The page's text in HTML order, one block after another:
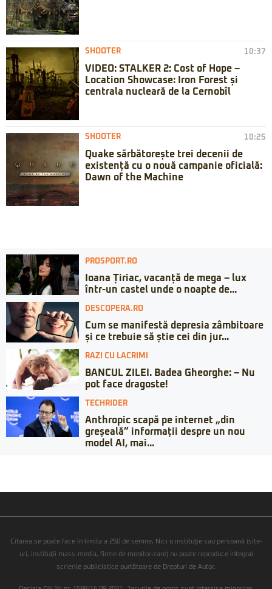
SHOOTER 10:37
VIDEO: STALKER 2: Cost of Hope –
Location Showcase: Iron Forest și
centrala nucleară de la Cernobîl
SHOOTER 10:25
Quake sărbătorește trei decenii de
existență cu o nouă campanie oficială:
Dawn of the Machine
PROSPORT.RO
Ioana Țiriac, vacanță de mega – lux
într-un castel unde o noapte de...
DESCOPERA.RO
Cum se manifestă depresia zâmbitoare
și ce trebuie să știe cei din jur...
RAZI CU LACRIMI
BANCUL ZILEI. Badea Gheorghe: – Nu
pot face dragoste!
TECHRIDER
Anthropic scapă pe internet „din
greșeală” informații despre un nou
model AI, mai...
Citarea se poate face în limita a 250 de semne. Nici o instituţie sau persoană (site-
uri, instituţii mass-media, firme de monitorizare) nu poate reproduce integral
scrierile publicistice purtătoare de Drepturi de Autor.